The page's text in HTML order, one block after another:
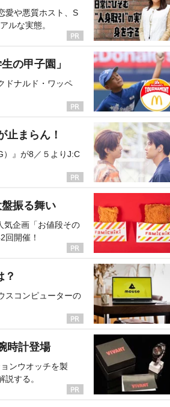
愛や悪質ホスト、S
ルな実態。
の甲子園」
ドナルド・ワッペ
止まらん！
）』が8／５よりJ:C
振る舞い
気企画「お値段その
回開催！
？
スコンピューターの
時計登場
ンウオッチを製
する。